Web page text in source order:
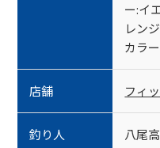
ー:イ
レン
カラ
店舗 フィ
釣り人 八尾